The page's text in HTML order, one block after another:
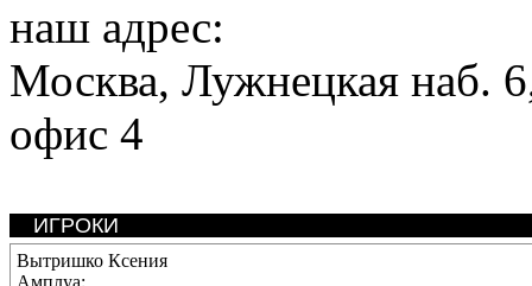
наш адрес:
Москва, Лужнецкая наб.
офис 4
ИГРОКИ
Вытришко Ксения
Амплуа: